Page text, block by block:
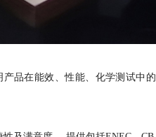
品在能效、性能、化学测试中